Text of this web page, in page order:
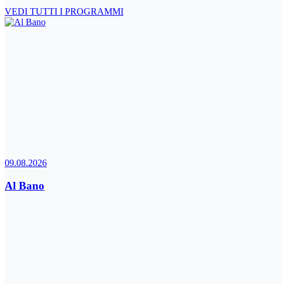
VEDI TUTTI I PROGRAMMI
09.08.2026
Al Bano